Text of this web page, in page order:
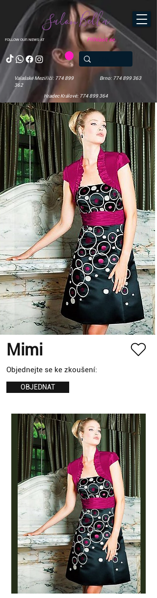
FOLLOW OUR NEWS AT
Salon Bella
Valašské Meziříčí: 774 899
362
Brno: 774 899 363
Hradec Králové: 774 899 364
Přihlásit se
Mimi
Objednejte se ke zkoušení:
OBJEDNAT